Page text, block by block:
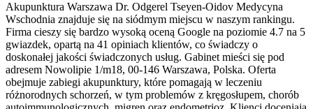
Akupunktura Warszawa Dr. Odgerel Tseyen-Oidov Medycyna
Wschodnia znajduje się na siódmym miejscu w naszym rankingu.
Firma cieszy się bardzo wysoką oceną Google na poziomie 4.7 na 5
gwiazdek, opartą na 41 opiniach klientów, co świadczy o
doskonałej jakości świadczonych usług. Gabinet mieści się pod
adresem Nowolipie 1/m18, 00-146 Warszawa, Polska. Oferta
obejmuje zabiegi akupunktury, które pomagają w leczeniu
różnorodnych schorzeń, w tym problemów z kręgosłupem, chorób